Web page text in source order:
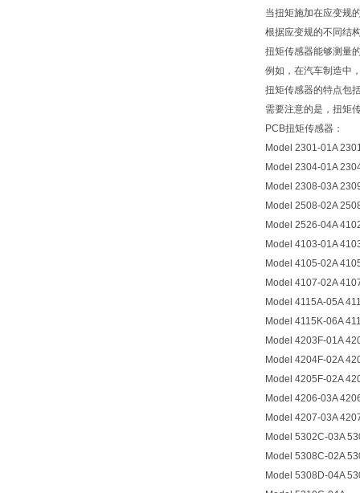
当扭矩施加在应变规
根据应变规的不同结
扭矩传感器能够测量
例如，在汽车制造中
扭矩传感器的特点包
需要注意的是，扭矩
PCB扭矩传感器：
Model 2301-01A
Model 2304-01A
Model 2308-03A
Model 2508-02A
Model 2526-04A
Model 4103-01A
Model 4105-02A
Model 4107-02A
Model 4115A-05A
Model 4115K-06A
Model 4203F-01A
Model 4204F-02A
Model 4205F-02A
Model 4206-03A
Model 4207-03A
Model 5302C-03A
Model 5308C-02A
Model 5308D-04A